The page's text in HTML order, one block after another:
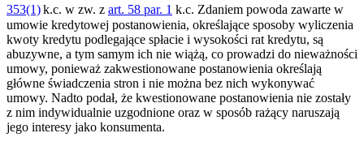
353(1)k.c. w zw. z art. 58 par. 1 k.c. Zdaniem powoda zawarte w
umowie kredytowej postanowienia, określające sposoby wyliczenia
kwoty kredytu podlegające spłacie i wysokości rat kredytu, są
abuzywne, a tym samym ich nie wiążą, co prowadzi do nieważności
umowy, ponieważ zakwestionowane postanowienia określają
główne świadczenia stron i nie można bez nich wykonywać
umowy. Nadto podał, że kwestionowane postanowienia nie zostały
z nim indywidualnie uzgodnione oraz w sposób rażący naruszają
jego interesy jako konsumenta.